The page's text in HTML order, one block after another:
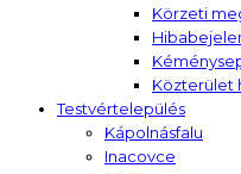
Körzeti
Közterület
Testvértelepülés
Kápolnásfalu
Inacovce